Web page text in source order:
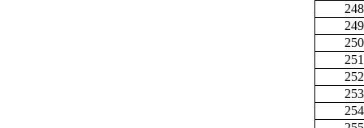
248
249
250
251
252
253
254